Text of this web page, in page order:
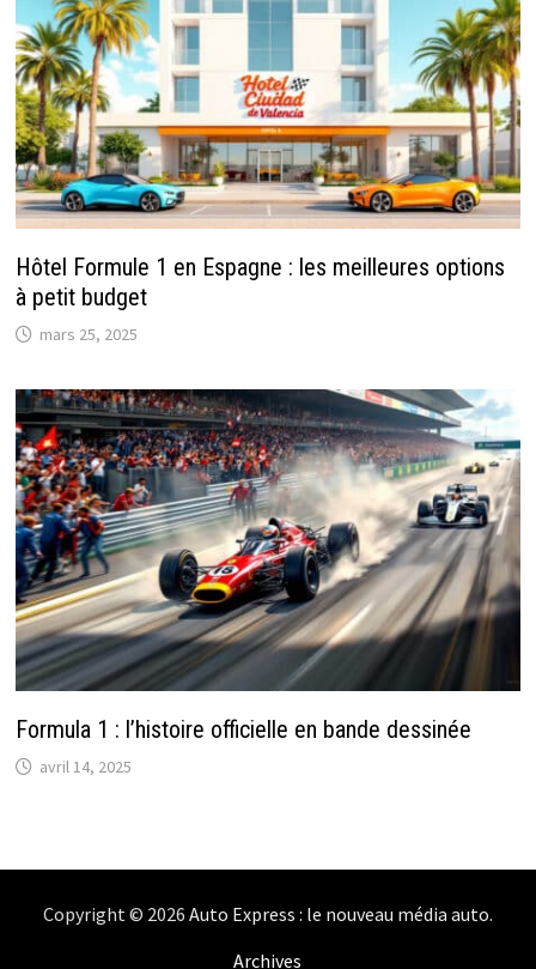
Hôtel Formule 1 en Espagne : les meilleures options
à petit budget
mars 25, 2025
Formula 1 : l’histoire officielle en bande dessinée
avril 14, 2025
Copyright © 2026 Auto Express : le nouveau média auto.
Archives